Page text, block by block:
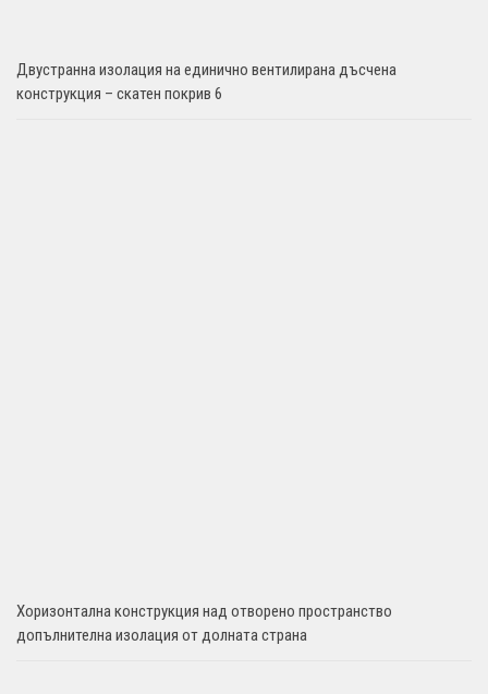
Двустранна изолация на единично вентилирана дъсчена
конструкция – скатен покрив 6
Хоризонтална конструкция над отворено пространство
допълнителна изолация от долната страна